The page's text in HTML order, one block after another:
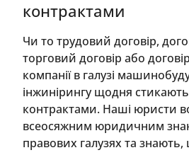
контрактами
Чи то трудовий договір,
торговий договір або
компанії в галузі
інжинірингу щодня
контрактами. Наші юристи
всеосяжним юридичним
правових галузях та